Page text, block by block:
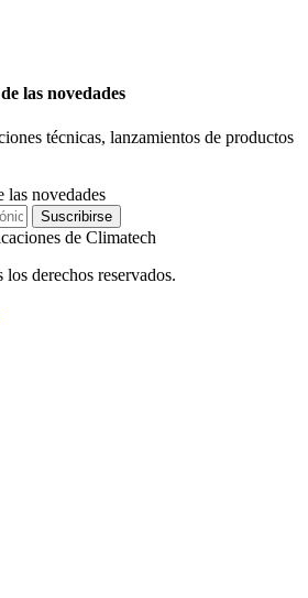
las novedades
técnicas, lanzamientos de productos
las novedades
Suscribirse
de Climatech
derechos reservados.